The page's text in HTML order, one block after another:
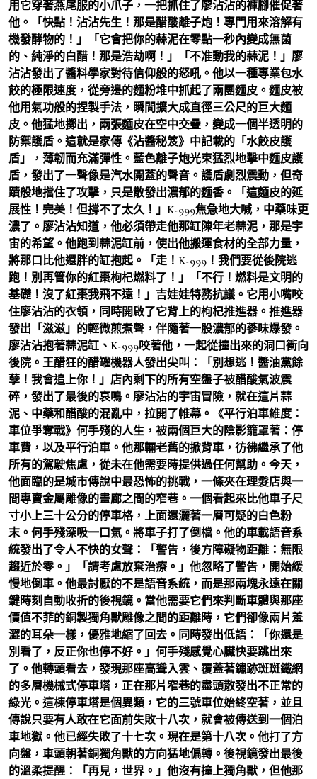
用它穿著燕尾服的小爪子，一把抓住了廖沾沾的褲腳催促著
他。「快點！沾沾先生！那是醋酸離子炮！專門用來溶解有
機發酵物的！」「它會把你的蒜泥在零點一秒內變成無菌
的、純淨的白醋！那是浩劫啊！」「不准動我的蒜泥！」廖
沾沾發出了醬料學家對待信仰般的怒吼。他以一種專業包水
餃的極限速度，從旁邊的麵粉堆中抓起了兩團麵皮。麵皮被
他用氣功般的捏製手法，瞬間擴大成直徑三公尺的巨大麵
皮。他猛地擲出，兩張麵皮在空中交疊，變成一個半透明的
防禦護盾。這就是家傳《沾醬秘笈》中記載的「水餃皮護
盾」，薄韌而充滿彈性。藍色離子炮光束猛烈地擊中麵皮護
盾，發出了一聲像是汽水開蓋的聲音。護盾劇烈震動，但奇
蹟般地擋住了攻擊，只是散發出濃郁的麵香。「這麵皮的延
展性！完美！但撐不了太久！」K-999焦急地大喊，中藥味更
濃了。廖沾沾知道，他必須帶走他那缸陳年老蒜泥，那是宇
宙的希望。他跑到蒜泥缸前，使出他搬運食材的全部力量，
將那口比他還胖的缸抱起。「走！K-999！我們要從後院逃
跑！別再管你的紅棗枸杞燃料了！」「不行！燃料是文明的
基礎！沒了紅棗我飛不遠！」吉娃娃特務抗議。它用小嘴咬
住廖沾沾的衣領，同時開啟了它背上的枸杞推進器。推進器
發出「滋滋」的輕微煎煮聲，伴隨著一股濃郁的蔘味爆發。
廖沾沾抱著蒜泥缸、K-999咬著他，一起從撞出來的洞口衝向
後院。王醋狂的醋罐機器人發出尖叫：「別想逃！醬油黨餘
孽！我會追上你！」店內剩下的所有空盤子被醋酸氣波震
碎，發出了最後的哀鳴。廖沾沾的宇宙冒險，就在這片蒜
泥、中藥和醋酸的混亂中，拉開了帷幕。《平行泊車維度：
車位爭奪戰》何手殘的人生，被兩個巨大的陰影籠罩著：停
車費，以及平行泊車。他那輛老舊的掀背車，彷彿繼承了他
所有的駕駛焦慮，從未在他需要時提供過任何幫助。今天，
他面臨的是城市傳說中最恐怖的挑戰，一條夾在理髮店與一
間專賣金屬雕像的畫廊之間的窄巷。一個看起來比他車子尺
寸小上三十公分的停車格，上面還灑著一層可疑的白色粉
末。何手殘深吸一口氣。將車子打了倒檔。他的車載語音系
統發出了令人不快的女聲：「警告，後方障礙物距離：無限
趨近於零。」「請考慮放棄治療。」他忽略了警告，開始緩
慢地倒車。他最討厭的不是語音系統，而是那兩塊永遠在關
鍵時刻自動收折的後視鏡。當他需要它們來判斷車體與那座
價值不菲的銅製獨角獸雕像之間的距離時，它們卻像兩片羞
澀的耳朵一樣，優雅地縮了回去。同時發出低語：「你還是
別看了，反正你也停不好。」何手殘感覺心臟快要跳出來
了。他轉頭看去，發現那座高聳入雲、覆蓋著鏽跡斑斑鐵網
的多層機械式停車塔，正在那片窄巷的盡頭散發出不正常的
綠光。這棟停車塔是個異類，它的三號車位始終空著，並且
傳說只要有人敢在它面前失敗十八次，就會被傳送到一個泊
車地獄。他已經失敗了十七次。現在是第十八次。他打了方
向盤，車頭朝著銅獨角獸的方向猛地偏轉。後視鏡發出最後
的溫柔提醒：「再見，世界。」他沒有撞上獨角獸，但他那